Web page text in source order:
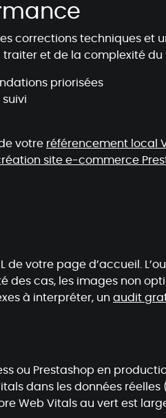
corrections techniques et
traiter et de la complexité du
priorisées
votre référencement local
site e-commerce
de votre page d’accueil.
des cas, les images non
à interpréter, un audit
ou Prestashop en
dans les données
Web Vitals au vert est